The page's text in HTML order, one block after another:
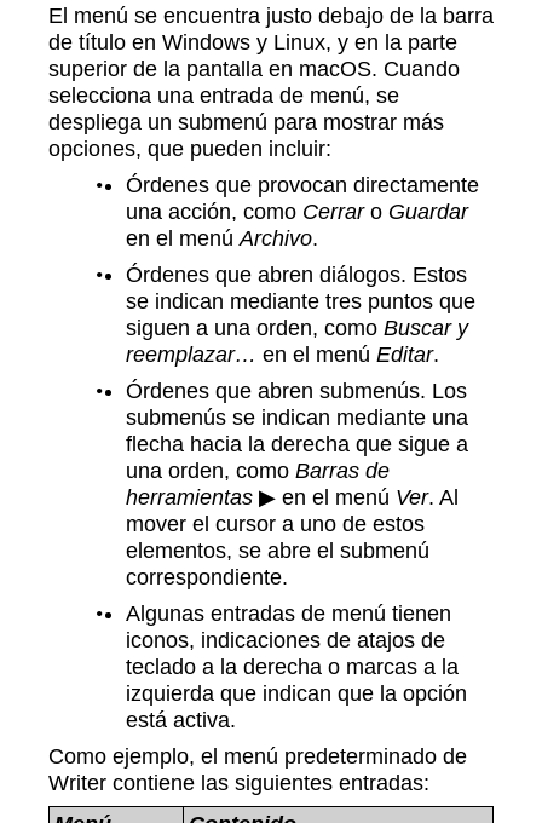
El menú se encuentra justo debajo de la barra
de título en Windows y Linux, y en la parte
superior de la pantalla en macOS. Cuando
selecciona una entrada de menú, se
despliega un submenú para mostrar más
opciones, que pueden incluir:
Órdenes que provocan directamente
una acción, como Cerraro Guardar
en el menúArchivo.
Órdenes que abren diálogos. Estos
se indican mediante tres puntos que
siguen a una orden, comoBuscar y
reemplazar… en el menúEditar.
Órdenes que abren submenús. Los
submenús se indican mediante una
flecha hacia la derecha que sigue a
una orden, comoBarras de
herramientas ▶ en el menú Ver. Al
mover el cursor a uno de estos
elementos, se abre el submenú
correspondiente.
Algunas entradas de menú tienen
iconos, indicaciones de atajos de
teclado a la derecha o marcas a la
izquierda que indican que la opción
está activa.
Como ejemplo, el menú predeterminado de
Writer contiene las siguientes entradas: